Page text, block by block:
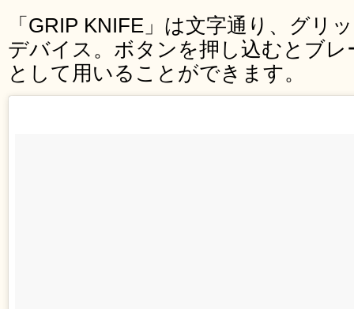
「GRIP KNIFE」は文字通り、グリ
デバイス。ボタンを押し込むとブ
として用いることができます。